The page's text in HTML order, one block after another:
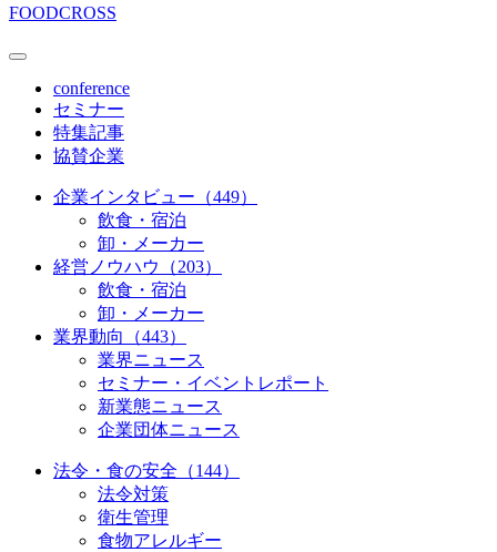
FOODCROSS
conference
セミナー
特集記事
協賛企業
企業インタビュー（449）
飲食・宿泊
卸・メーカー
経営ノウハウ（203）
飲食・宿泊
卸・メーカー
業界動向（443）
業界ニュース
セミナー・イベントレポート
新業態ニュース
企業団体ニュース
法令・食の安全（144）
法令対策
衛生管理
食物アレルギー